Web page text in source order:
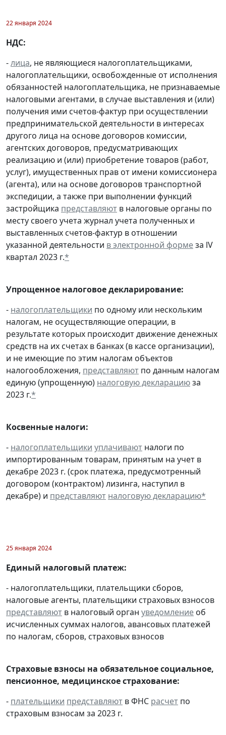
22 января 2024
НДС:
-лица, не являющиеся налогоплательщиками,
налогоплательщики, освобожденные от исполнения
обязанностей налогоплательщика, не признаваемые
налоговыми агентами, в случае выставления и (или)
получения ими счетов-фактур при осуществлении
предпринимательской деятельности в интересах
другого лица на основе договоров комиссии,
агентских договоров, предусматривающих
реализацию и (или) приобретение товаров (работ,
услуг), имущественных прав от имени комиссионера
(агента), или на основе договоров транспортной
экспедиции, а также при выполнении функций
застройщика представляют в налоговые органы по
месту своего учета журнал учета полученных и
выставленных счетов-фактур в отношении
указанной деятельности в электронной формеза lV
квартал 2023 г.*
Упрощенное налоговое декларирование:
- налогоплательщики по одному или нескольким
налогам, не осуществляющие операции, в
результате которых происходит движение денежных
средств на их счетах в банках (в кассе организации),
и не имеющие по этим налогам объектов
налогообложения, представляют по данным налогам
единую (упрощенную) налоговую декларациюза
2023 г.*
Косвенные налоги:
- налогоплательщики уплачивают налоги по
импортированным товарам, принятым на учет в
декабре 2023 г. (срок платежа, предусмотренный
договором (контрактом) лизинга, наступил в
декабре) и представляют налоговую декларацию*
25 января 2024
Единый налоговый платеж:
- налогоплательщики, плательщики сборов,
налоговые агенты, плательщики страховых взносов
представляют в налоговый орган уведомление об
исчисленных суммах налогов, авансовых платежей
по налогам, сборов, страховых взносов
Страховые взносы на обязательное социальное,
пенсионное, медицинское страхование:
- плательщики представляют в ФНС расчет по
страховым взносам за 2023 г.